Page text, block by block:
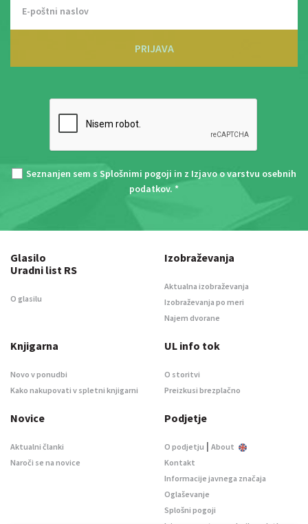
PRIJAVA
Seznanjen sem s Splošnimi pogoji in z Izjavo o varstvu osebnih
podatkov. *
Glasilo
Uradni list RS
O glasilu
Izobraževanja
Aktualna izobraževanja
Izobraževanja po meri
Najem dvorane
Knjigarna
Novo v ponudbi
Kako nakupovati v spletni knjigarni
UL info tok
O storitvi
Preizkusi brezplačno
Novice
Aktualni članki
Naroči se na novice
Podjetje
O podjetju | About
Kontakt
Informacije javnega značaja
Oglaševanje
Splošni pogoji